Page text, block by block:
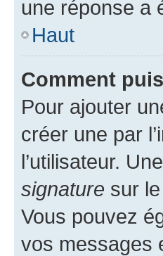
une réponse a
Haut
Comment
Pour ajouter
créer une par
l’utilisateur.
signature sur
Vous pouvez
vos messages